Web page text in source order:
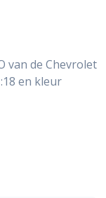
van de Chevrolet
en kleur